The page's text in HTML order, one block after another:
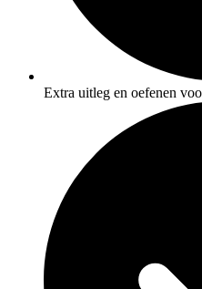
Extra uitleg en oefenen